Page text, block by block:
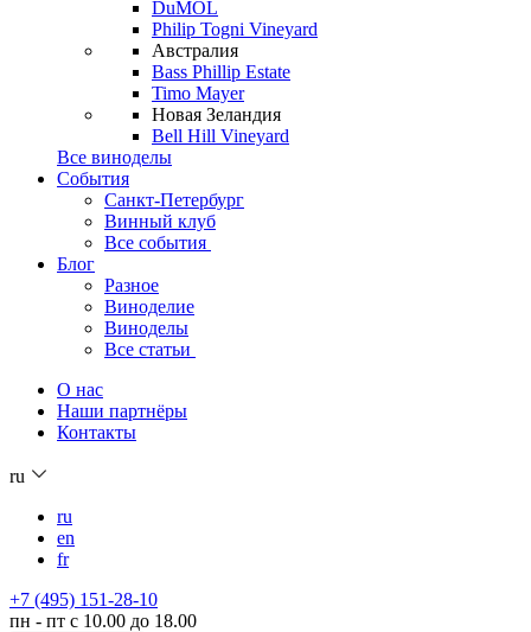
DuMOL
Philip Togni Vineyard
Австралия
Bass Phillip Estate
Timo Mayer
Новая Зеландия
Bell Hill Vineyard
Все виноделы
События
Санкт-Петербург
Винный клуб
Все события
Блог
Разное
Виноделие
Виноделы
Все статьи
О нас
Наши партнёры
Контакты
ru
ru
en
fr
+7 (495) 151-28-10
пн - пт с 10.00 до 18.00